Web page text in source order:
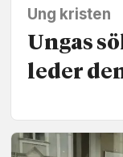
Ung kristen
Ungas
leder